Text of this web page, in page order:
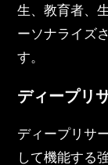
生、教育者、
ーソナライズ
す。
ディープリ
ディープリサ
して機能する